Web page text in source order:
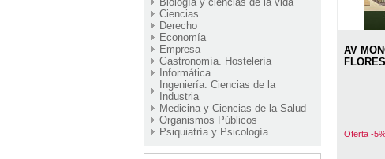
Ciencias
Derecho
Economía
Empresa
Gastronomía. Hostelería
Informática
Ingeniería. Ciencias de la
Industria
Medicina y Ciencias de la Salud
Organismos Públicos
Psiquiatría y Psicología
AV
Oferta -